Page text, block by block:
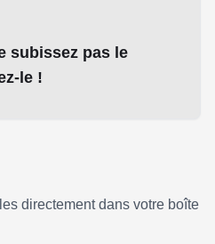
subissez pas le
le !
directement dans votre boîte